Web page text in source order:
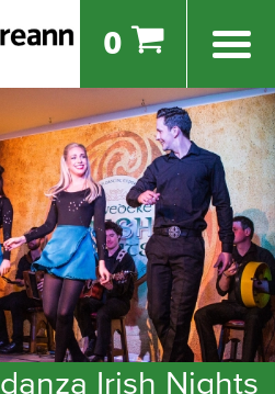
0
Irish Nights